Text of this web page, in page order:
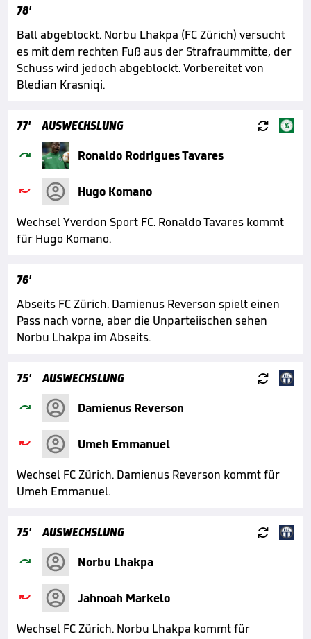
78'
Ball abgeblockt. Norbu Lhakpa (FC Zürich) versucht
es mit dem rechten Fuß aus der Strafraummitte, der
Schuss wird jedoch abgeblockt. Vorbereitet von
Bledian Krasniqi.
77' AUSWECHSLUNG 
 Ronaldo Rodrigues Tavares

Hugo Komano
Wechsel Yverdon Sport FC. Ronaldo Tavares kommt
für Hugo Komano.
76'
Abseits FC Zürich. Damienus Reverson spielt einen
Pass nach vorne, aber die Unparteiischen sehen
Norbu Lhakpa im Abseits.
75' AUSWECHSLUNG 
 Damienus Reverson

Umeh Emmanuel
Wechsel FC Zürich. Damienus Reverson kommt für
Umeh Emmanuel.
75' AUSWECHSLUNG 
 Norbu Lhakpa

Jahnoah Markelo
Wechsel FC Zürich. Norbu Lhakpa kommt für